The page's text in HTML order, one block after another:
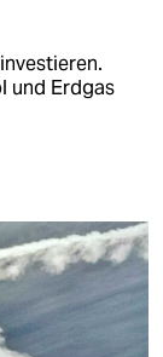
und Erdgas